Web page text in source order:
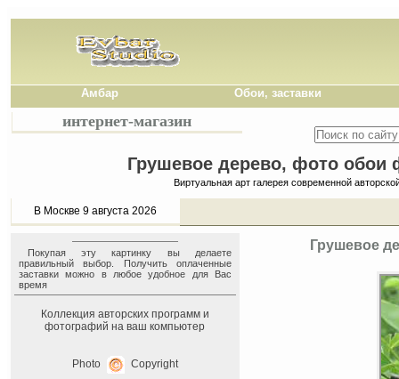
Амбар Обои, заставки
интернет-магазин
Грушевое дерево, фото обои
Виртуальная арт галерея современной
В Москве 9 августа 2026
Покупая эту картинку вы делаете
правильный выбор. Получить оплаченные
заставки можно в любое удобное для Вас
время
Коллекция авторских программ и
фотографий на ваш компьютер
Photo
Copyright
Грушевое